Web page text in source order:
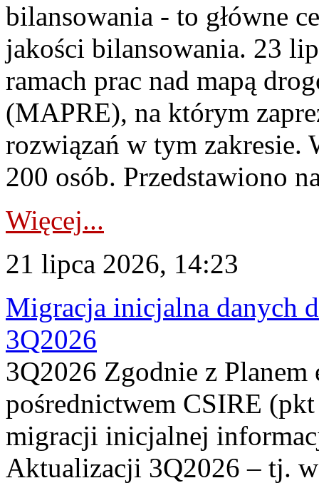
bilansowania - to główne
jakości bilansowania. 23
ramach prac nad mapą
(MAPRE), na którym
rozwiązań w tym zakresie.
200 osób. Przedstawiono
Więcej...
21 lipca 2026, 14:23
Migracja inicjalna danych
3Q2026
3Q2026 Zgodnie z
pośrednictwem CSIRE
migracji inicjalnej
Aktualizacji 3Q2026 – tj.